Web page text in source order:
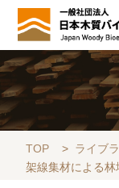
HOME
TOPICS
協会について
木質バイオマスの基
協会の活動
ライブラリ
データベース
Q&A
リンク集
お問い合わせ
会員専用
採用情報
TOP > ライブ
架線集材による林